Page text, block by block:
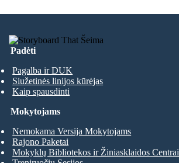
Padėti
Pagalba ir DUK
Siužetinės linijos kūrėjas
Kaip spausdinti
Mokytojams
Nemokama Versija Mokytojams
Rajono Paketai
Mokyklų Bibliotekos ir Žiniasklaidos Centrai